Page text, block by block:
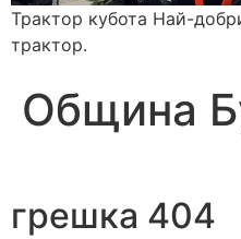
Трактор кубота Най-
трактор.
Община
грешка 404